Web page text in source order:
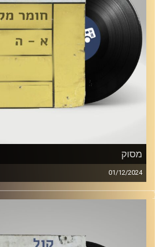
מסוק
01/12/2024
שעה של מוזיקה ישראלית עם אמי אקסלרד